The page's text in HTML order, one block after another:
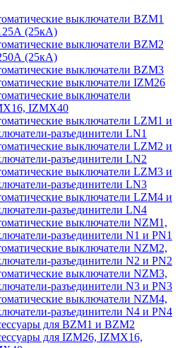
выключатели BZM1
(25кА)
выключатели BZM2
(25кА)
выключатели BZM3
выключатели IZM26
выключатели
IZMX40
выключатели LZM1 и
разъединители LN1
выключатели LZM2 и
разъединители LN2
выключатели LZM3 и
разъединители LN3
выключатели LZM4 и
разъединители LN4
выключатели NZM1,
разъединители N1 и PN1
выключатели NZM2,
разъединители N2 и PN2
выключатели NZM3,
разъединители N3 и PN3
выключатели NZM4,
разъединители N4 и PN4
для BZM1 и BZM2
для IZM26, IZMX16,